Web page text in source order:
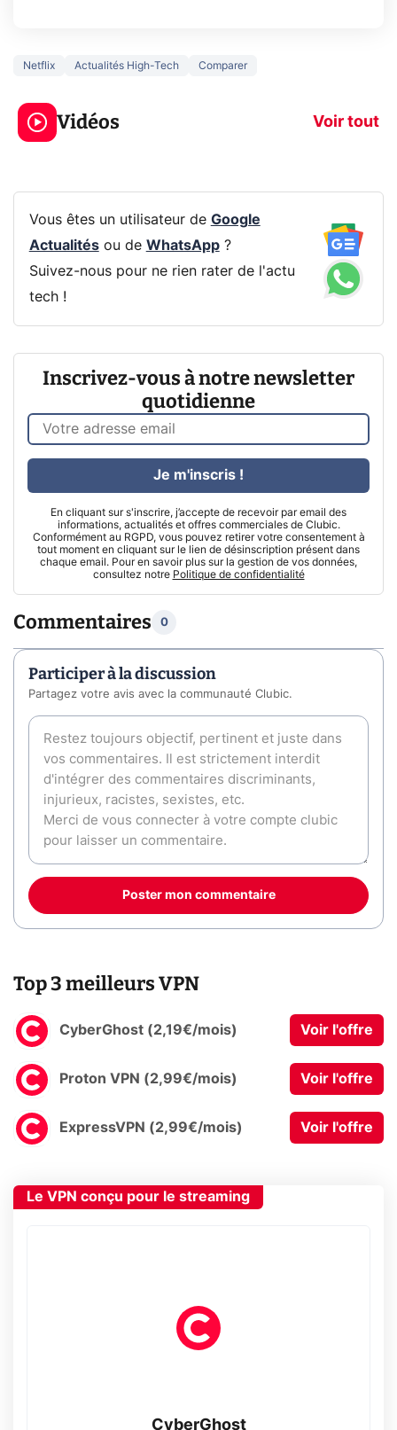
Netflix Actualités High-Tech Comparer
Vidéos Voir tout
3 écrans en 1 pour
319€ ? Voici L'AOC
CQ32G4ZA !
prochaine
Vous êtes un utilisateur de Google
Actualitésou de WhatsApp?
Suivez-nous pour ne rien rater de l'actu
tech !
Inscrivez-vous à notre newsletter
quotidienne
En cliquant sur s'inscrire, j’accepte de recevoir par email des
informations, actualités et offres commerciales de Clubic.
Conformément au RGPD, vous pouvez retirer votre consentement à
tout moment en cliquant sur le lien de désinscription présent dans
chaque email. Pour en savoir plus sur la gestion de vos données,
consultez notre Politique de confidentialité
Je m'inscris !
Commentaires 0
Participer à la discussion
Partagez votre avis avec la communauté Clubic.
Poster mon commentaire
Top 3 meilleurs VPN
CyberGhost (2,19€/mois) Voir l'offre
Proton VPN (2,99€/mois) Voir l'offre
ExpressVPN (2,99€/mois) Voir l'offre
Le VPN conçu pour le streaming
CyberGhost